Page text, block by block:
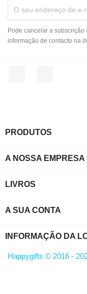
Pode cancelar a
informação de contacto na
PRODUTOS
A NOSSA EMPRESA
LIVROS
A SUA CONTA
INFORMAÇÃO DA
Happygifts © 2016 -